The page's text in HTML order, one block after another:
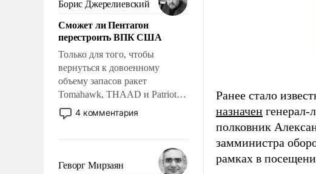
Борис Джерелиевский
Сможет ли Пентагон
перестроить ВПК США
Только для того, чтобы
вернуться к довоенному
объему запасов ракет
Tomahawk, THAAD и Patriot
США потребуется более трех
лет. Даже небольшая война с
Сложившаяся ситуация
4 комментария
Геворг Мирзаян
Ранее стало
назначен генерал-
полковник
замминистра
рамках в